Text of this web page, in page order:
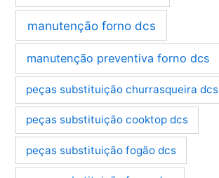
manutenção forno dcs
manutenção preventiva forno dcs
peças substituição churrasqueira dcs
peças substituição cooktop dcs
peças substituição fogão dcs